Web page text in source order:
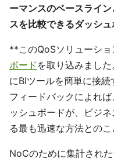
ーマンスのベースライ
スを比較できるダッシュ
**このQoSソリューショ
ボード を取り込みまし
にBIツールを簡単に接
フィードバックによれ
ッシュボードが、ビジ
る最も迅速な方法とのこ
NoCのために集計され